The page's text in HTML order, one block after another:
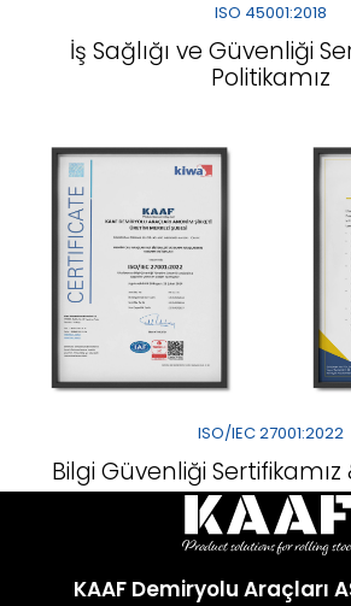
ISO 45001:2018
İş Sağlığı ve Güvenliği
Politikamız
ISO/IEC 27001:2022
Bilgi Güvenliği Sertifikamız
KAAF Demiryolu Araçları